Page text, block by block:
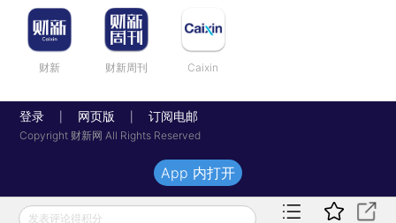
财新 财新周刊 Caixin
登录 网页版 订阅电邮
Copyright 财新网 All Rights Reserved
发表评论得积分
App 内打开